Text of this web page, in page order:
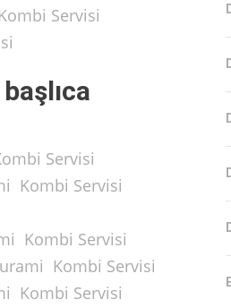
Servisi
Servisi
Kombi Servisi
Kombi Servisi
Kombi Servisi
Kombi Servisi